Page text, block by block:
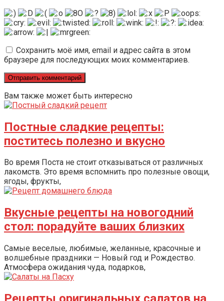
Сохранить моё имя, email и адрес сайта в этом
браузере для последующих моих комментариев.
Вам также может быть интересно
Постные сладкие рецепты:
поститесь полезно и вкусно
Во время Поста не стоит отказываться от различных
лакомств. Это время вспомнить про полезные овощи,
ягоды, фрукты,
Вкусные рецепты на новогодний
стол: порадуйте ваших близких
Самые веселые, любимые, желанные, красочные и
волшебные праздники — Новый год и Рождество.
Атмосфера ожидания чуда, подарков,